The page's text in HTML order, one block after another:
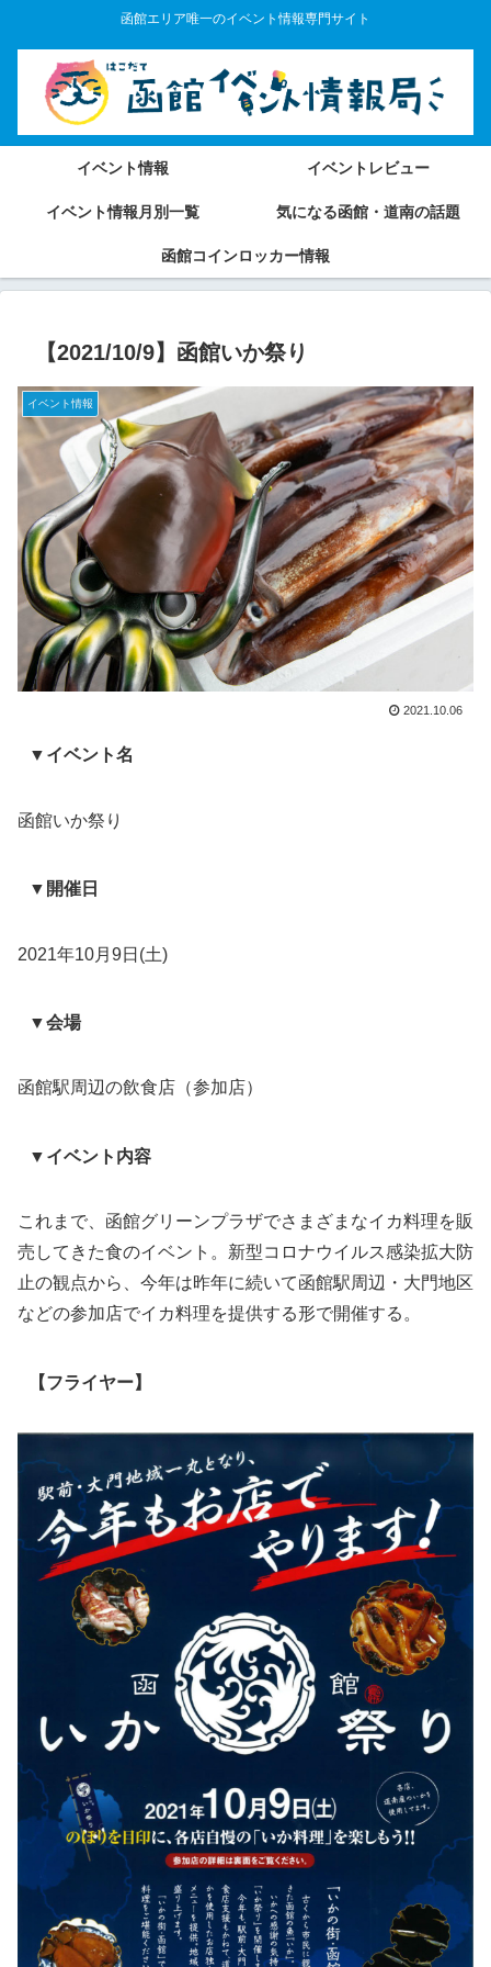
函館エリア唯一のイベント情報専門サイト
イベント情報 イベントレビュー
イベント情報月別一覧 気になる函館・道南の話題
函館コインロッカー情報
【2021/10/9】函館いか祭り
イベント情報
2021.10.06
▼イベント名
函館いか祭り
▼開催日
2021年10月9日(土)
▼会場
函館駅周辺の飲食店（参加店）
▼イベント内容
これまで、函館グリーンプラザでさまざまなイカ料理を販
売してきた食のイベント。新型コロナウイルス感染拡大防
止の観点から、今年は昨年に続いて函館駅周辺・大門地区
などの参加店でイカ料理を提供する形で開催する。
【フライヤー】